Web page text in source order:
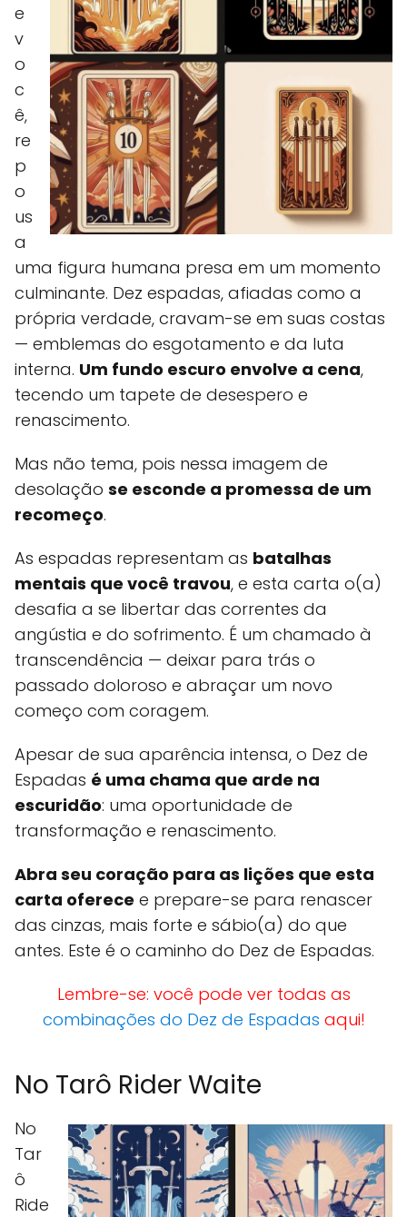
e
v
o
c
ê,
re
p
o
us
a
uma figura humana presa em um momento
culminante. Dez espadas, afiadas como a
própria verdade, cravam-se em suas costas
— emblemas do esgotamento e da luta
interna. Um fundo escuro envolve a cena,
tecendo um tapete de desespero e
renascimento.
Mas não tema, pois nessa imagem de
desolação se esconde a promessa de um
recomeço.
As espadas representam as batalhas
mentais que você travou, e esta carta o(a)
desafia a se libertar das correntes da
angústia e do sofrimento. É um chamado à
transcendência — deixar para trás o
passado doloroso e abraçar um novo
começo com coragem.
Apesar de sua aparência intensa, o Dez de
Espadas é uma chama que arde na
escuridão: uma oportunidade de
transformação e renascimento.
Abra seu coração para as lições que esta
carta oferece e prepare-se para renascer
das cinzas, mais forte e sábio(a) do que
antes. Este é o caminho do Dez de Espadas.
Lembre-se: você pode ver todas as
combinações do Dez de Espadas aqui!
No Tarô Rider Waite
No
Tar
ô
Ride